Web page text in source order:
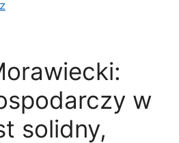
w
solidny,